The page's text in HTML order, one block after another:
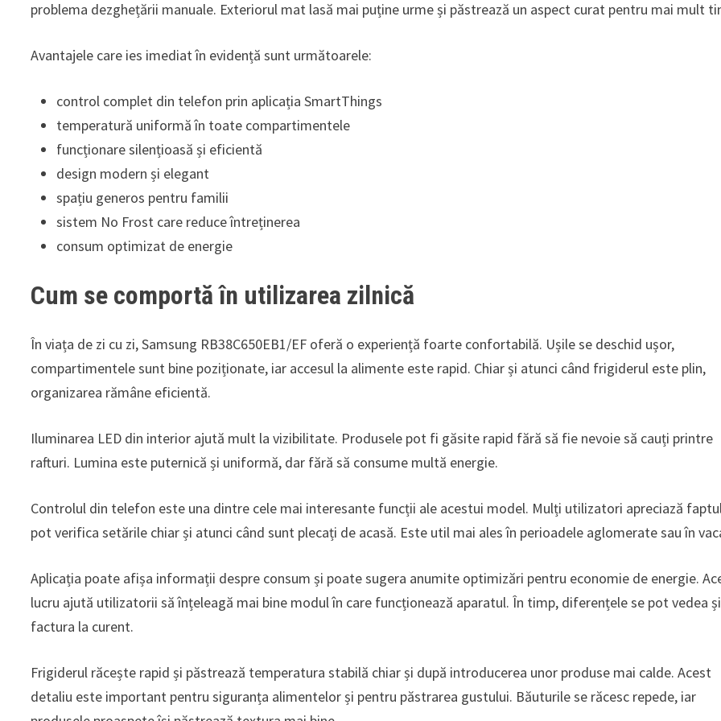
problema dezghețării manuale. Exteriorul mat lasă mai puține urme și păstrează un aspect curat pentru mai mult
Avantajele care ies imediat în evidență sunt următoarele:
control complet din telefon prin aplicația SmartThings
temperatură uniformă în toate compartimentele
funcționare silențioasă și eficientă
design modern și elegant
spațiu generos pentru familii
sistem No Frost care reduce întreținerea
consum optimizat de energie
Cum se comportă în utilizarea zilnică
În viața de zi cu zi, Samsung RB38C650EB1/EF oferă o experiență foarte confortabilă. Ușile se deschid ușor,
compartimentele sunt bine poziționate, iar accesul la alimente este rapid. Chiar și atunci când frigiderul este plin,
organizarea rămâne eficientă.
Iluminarea LED din interior ajută mult la vizibilitate. Produsele pot fi găsite rapid fără să fie nevoie să cauți printre
rafturi. Lumina este puternică și uniformă, dar fără să consume multă energie.
Controlul din telefon este una dintre cele mai interesante funcții ale acestui model. Mulți utilizatori apreciază
pot verifica setările chiar și atunci când sunt plecați de acasă. Este util mai ales în perioadele aglomerate sau în
Aplicația poate afișa informații despre consum și poate sugera anumite optimizări pentru economie de energie.
lucru ajută utilizatorii să înțeleagă mai bine modul în care funcționează aparatul. În timp, diferențele se pot vedea
factura la curent.
Frigiderul răcește rapid și păstrează temperatura stabilă chiar și după introducerea unor produse mai calde. Acest
detaliu este important pentru siguranța alimentelor și pentru păstrarea gustului. Băuturile se răcesc repede, iar